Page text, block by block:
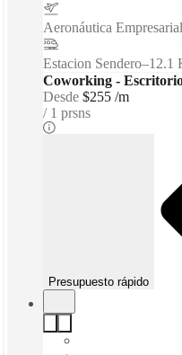
Aeronáutica Empresarial
Estacion Sendero–12.1
Coworking -
Desde $255 /m
1 prsns
Presupuesto rápido